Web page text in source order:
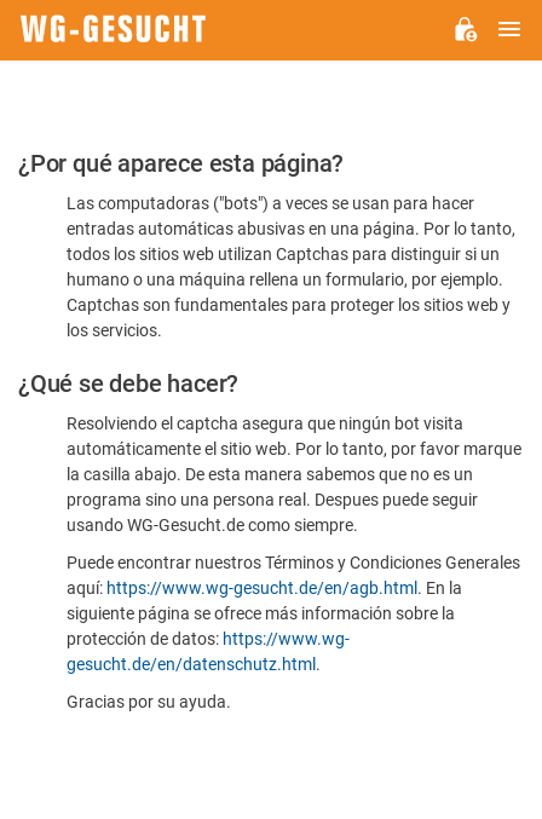
Por
favor,
confirme
humano
¿Por qué aparece esta página?
Las computadoras ("bots") a veces se usan para hacer
entradas automáticas abusivas en una página. Por lo tanto,
todos los sitios web utilizan Captchas para distinguir si un
humano o una máquina rellena un formulario, por ejemplo.
Captchas son fundamentales para proteger los sitios web y
los servicios.
¿Qué se debe hacer?
Resolviendo el captcha asegura que ningún bot visita
automáticamente el sitio web. Por lo tanto, por favor marque
la casilla abajo. De esta manera sabemos que no es un
programa sino una persona real. Despues puede seguir
usando WG-Gesucht.de como siempre.
Puede encontrar nuestros Términos y Condiciones Generales
aquí: https://www.wg-gesucht.de/en/agb.html . En la
siguiente página se ofrece más información sobre la
protección de datos: https://www.wg-
gesucht.de/en/datenschutz.html .
Gracias por su ayuda.